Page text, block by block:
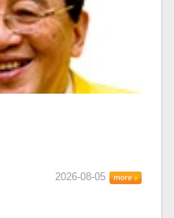
2026-08-05